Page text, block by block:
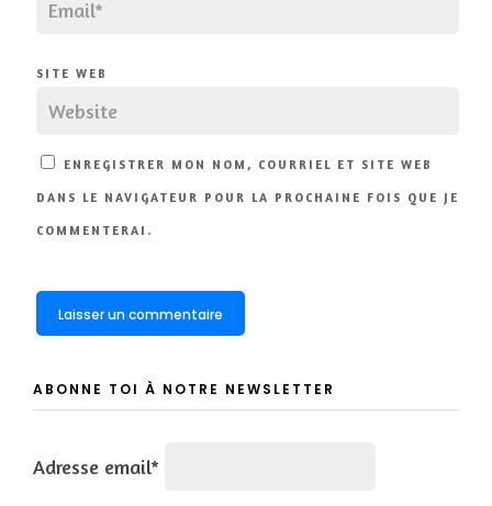
SITE WEB
ENREGISTRER MON NOM, COURRIEL ET SITE WEB
DANS LE NAVIGATEUR POUR LA PROCHAINE FOIS QUE JE
COMMENTERAI.
ABONNE TOI À NOTRE NEWSLETTER
Adresse email*